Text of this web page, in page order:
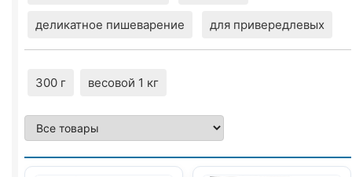
деликатное пишеварение для привередлевых
300 г весовой 1 кг